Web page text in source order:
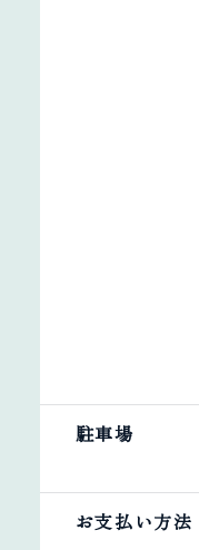
駐車場
お支払い方法